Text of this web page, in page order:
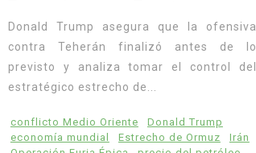
Donald Trump asegura que la ofensiva
contra Teherán finalizó antes de lo
previsto y analiza tomar el control del
estratégico estrecho de...
conflicto Medio Oriente
Donald Trump
economía mundial
Estrecho de Ormuz
Irán